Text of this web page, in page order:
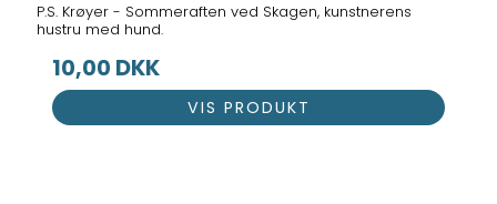
P.S. Krøyer - Sommeraften ved Skagen, kunstnerens
hustru med hund.
10,00 DKK
VIS PRODUKT